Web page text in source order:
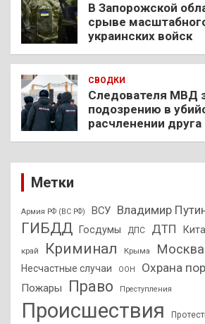
В Запорожской
срыве
украинских войск
СВОДКИ
Следователя МВД
подозрению в
расчленении друга
Метки
Армия РФ (ВС РФ) ВСУ Владимир
ГИБДД Госдумы ДПС ДТП
край Криминал Крыма Москва
Несчастные случаи ООН Охрана
Пожары Право Преступления
Происшествия